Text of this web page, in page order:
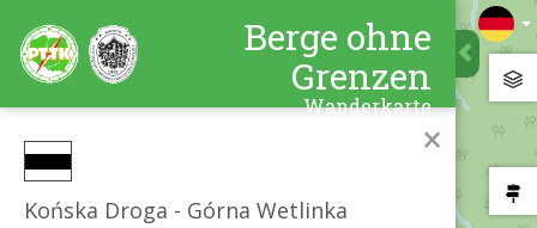
Berge ohne
Grenzen
Wanderkarte
×
Końska Droga - Górna Wetlinka